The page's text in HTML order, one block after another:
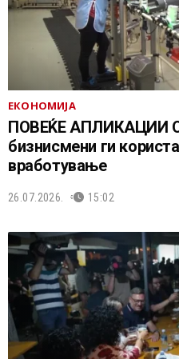
ЕКОНОМИЈА
ПОВЕЌЕ АПЛИКАЦИИ
бизнисмени ги
вработување
26.07.2026. 15:02